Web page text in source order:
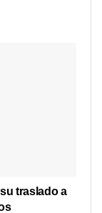
traslado a